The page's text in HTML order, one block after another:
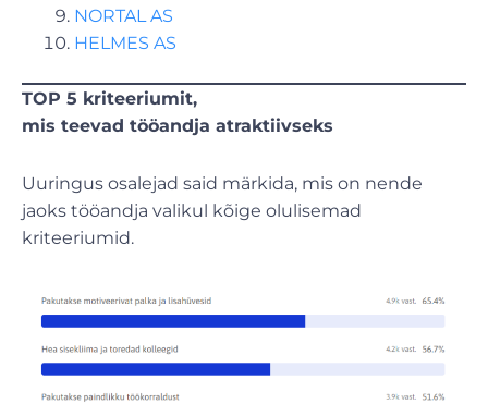
NORTAL AS
HELMES AS
TOP 5 kriteeriumit,
mis teevad tööandja atraktiivseks
Uuringus osalejad said märkida, mis on nende
jaoks tööandja valikul kõige olulisemad
kriteeriumid.